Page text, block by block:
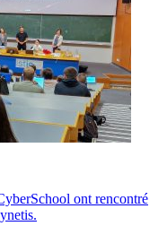
ont rencontré